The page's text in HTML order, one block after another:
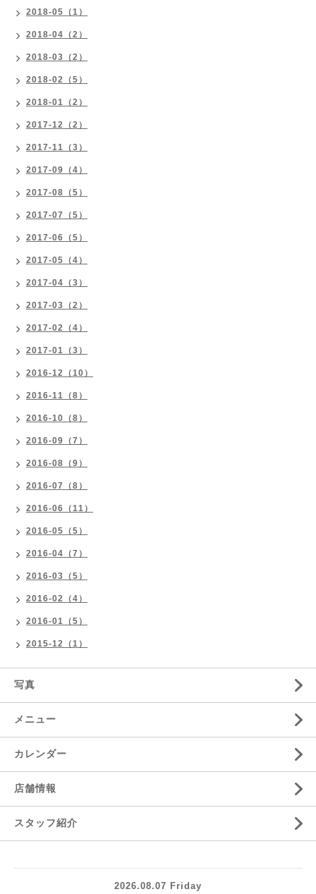
2018-05（1）
2018-04（2）
2018-03（2）
2018-02（5）
2018-01（2）
2017-12（2）
2017-11（3）
2017-09（4）
2017-08（5）
2017-07（5）
2017-06（5）
2017-05（4）
2017-04（3）
2017-03（2）
2017-02（4）
2017-01（3）
2016-12（10）
2016-11（8）
2016-10（8）
2016-09（7）
2016-08（9）
2016-07（8）
2016-06（11）
2016-05（5）
2016-04（7）
2016-03（5）
2016-02（4）
2016-01（5）
2015-12（1）
写真
メニュー
カレンダー
店舗情報
スタッフ紹介
2026.08.07 Friday